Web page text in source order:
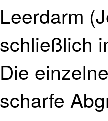
Leerdarm
schließlich
Die
scharfe